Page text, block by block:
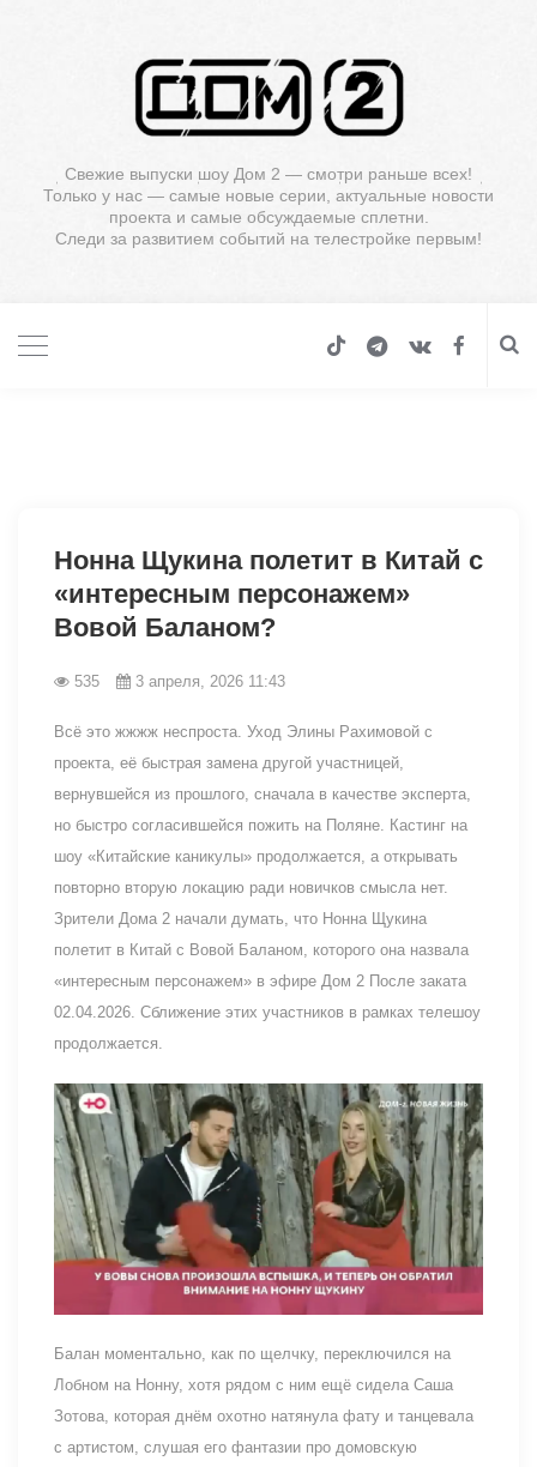
Свежие выпуски шоу Дом 2 — смотри раньше всех!
Только у нас — самые новые серии, актуальные новости
проекта и самые обсуждаемые сплетни.
Следи за развитием событий на телестройке первым!
Нонна Щукина полетит в Китай с
«интересным персонажем»
Вовой Баланом?
535 3 апреля, 2026 11:43
Всё это жжжж неспроста. Уход Элины Рахимовой с
проекта, её быстрая замена другой участницей,
вернувшейся из прошлого, сначала в качестве эксперта,
но быстро согласившейся пожить на Поляне. Кастинг на
шоу «Китайские каникулы» продолжается, а открывать
повторно вторую локацию ради новичков смысла нет.
Зрители Дома 2 начали думать, что Нонна Щукина
полетит в Китай с Вовой Баланом, которого она назвала
«интересным персонажем» в эфире Дом 2 После заката
02.04.2026. Сближение этих участников в рамках телешоу
продолжается.
Балан моментально, как по щелчку, переключился на
Лобном на Нонну, хотя рядом с ним ещё сидела Саша
Зотова, которая днём охотно натянула фату и танцевала
с артистом, слушая его фантазии про домовскую